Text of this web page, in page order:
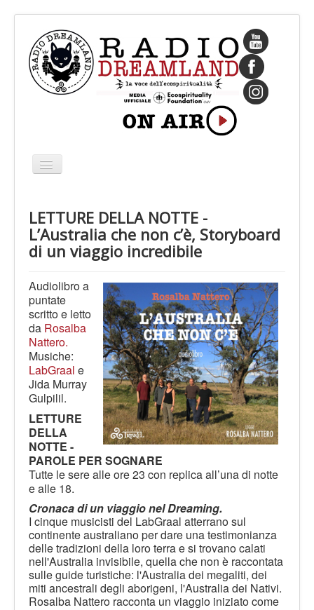
Cambia
navigazione
CHI SIAMO
IL FONDATORE
PALINSESTO
LE VOCI
PODCAST
EVENTI
PRESS
CONTATTI
LETTURE DELLA NOTTE -
L’Australia che non c’è, Storyboard
di un viaggio incredibile
Audiolibro a
puntate
scritto e letto
da Rosalba
Nattero.
Musiche:
LabGraal e
Jida Murray
Gulpilil.
LETTURE
DELLA
NOTTE -
PAROLE PER SOGNARE
Tutte le sere alle ore 23 con replica all’una di notte
e alle 18.
Cronaca di un viaggio nel Dreaming.
I cinque musicisti del LabGraal atterrano sul
continente australiano per dare una testimonianza
delle tradizioni della loro terra e si trovano calati
nell'Australia invisibile, quella che non è raccontata
sulle guide turistiche: l'Australia dei megaliti, dei
miti ancestrali degli aborigeni, l'Australia dei Nativi.
Rosalba Nattero racconta un viaggio iniziato come